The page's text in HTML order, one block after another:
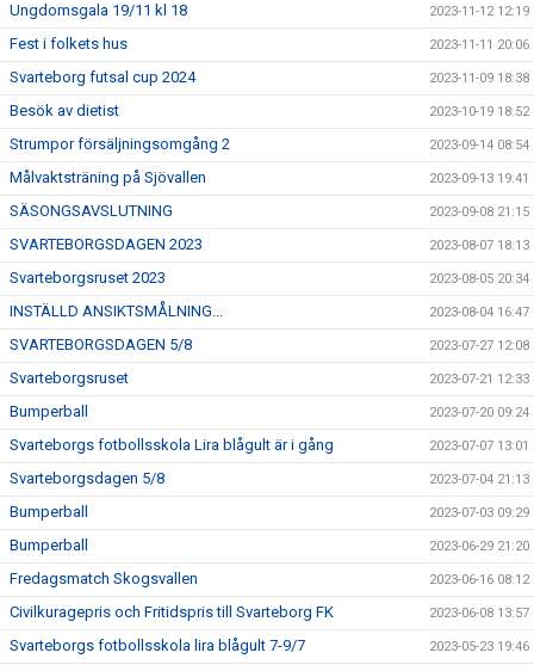
Ungdomsgala 19/11 kl 18 2023-11-12 12:19
Fest i folkets hus 2023-11-11 20:06
Svarteborg futsal cup 2024 2023-11-09 18:38
Besök av dietist 2023-10-19 18:52
Strumpor försäljningsomgång 2 2023-09-14 08:54
Målvaktsträning på Sjövallen 2023-09-13 19:41
SÄSONGSAVSLUTNING 2023-09-08 21:15
SVARTEBORGSDAGEN 2023 2023-08-07 18:13
Svarteborgsruset 2023 2023-08-05 20:34
INSTÄLLD ANSIKTSMÅLNING... 2023-08-04 16:47
SVARTEBORGSDAGEN 5/8 2023-07-27 12:08
Svarteborgsruset 2023-07-21 12:33
Bumperball 2023-07-20 09:24
Svarteborgs fotbollsskola Lira blågult är i gång 2023-07-07 13:01
Svarteborgsdagen 5/8 2023-07-04 21:13
Bumperball 2023-07-03 09:29
Bumperball 2023-06-29 21:20
Fredagsmatch Skogsvallen 2023-06-16 08:12
Civilkuragepris och Fritidspris till Svarteborg FK 2023-06-08 13:57
Svarteborgs fotbollsskola lira blågult 7-9/7 2023-05-23 19:46